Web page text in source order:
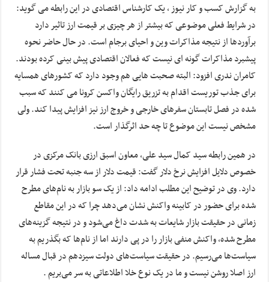
به گزارش کسب و کار نیوز ، یک کارشناس اقتصادی در این رابطه می گوید:
در شرایط فعلی موضوعی که بیشتر از هر چیزی بر قیمت ارز تاثیر دارد
برآوردها از نتیجه مذاکرات وین و احیای برجام است. در حال حاضر نحوه
پیشبرد مذاکرات گونه ای نیست که فعالان اقتصادی پیش بینی کرده بودند.
کامران ندری افزود: البته صحبت هایی هم وجود دارد که کشورهای همسایه
برای جذب توریست اقدام به تزریق رایگان واکسن کرونا می کنند که سبب
شده در فصل تابستان سفرهای خارجی و خروج ارز نیز افزایش پیدا کند. ولی
مشخص نیست این موضوع تا چه حد اثرگذار است.
در همین رابطه سید کمال سید علی، معاون اسبق ارزی بانک مرکزی در
خصوص دلایل افزایش نرخ دلار گفت: قیمت دلار از سه جنبه تحت فشار قرار
دارد. وی در توضیح این مطلب ادامه داد: از یک سو بازار به نام‌های مطرح
شده برای حضور در کابینه واکنش نشان می‌دهد چرا که در این مقاطع
زمانی در حقیقت بازار شایعات به شدت داغ می‌شود و در نتیجه گزینه‌های
مطرح شده، واکنش منفی بازار را در پی دارند اما از نام‌ها که بگذریم به
سیاست‌ها می‌رسیم. در حقیقت سیاست‌های دولت سیزدهم در قبال مساله
ارز اصلا روشن نیست و ما در یک نوع خلا اطلاعاتی به سر می‌بریم .